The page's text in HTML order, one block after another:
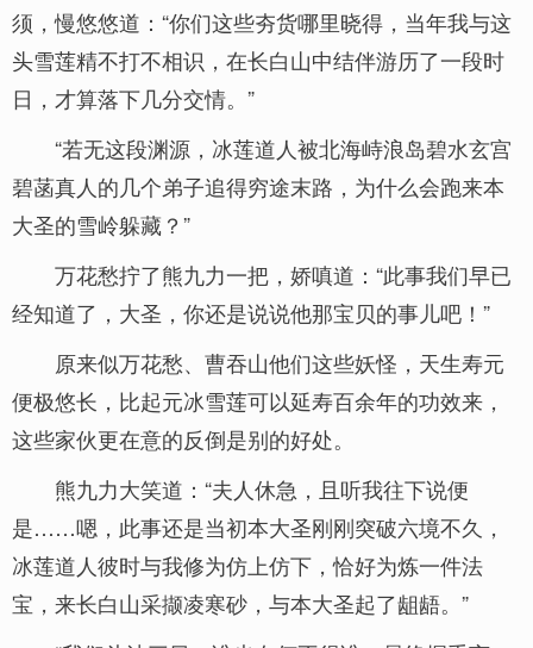
须，慢悠悠道：“你们这些夯货哪里晓得，当年我与这
头雪莲精不打不相识，在长白山中结伴游历了一段时
日，才算落下几分交情。”
“若无这段渊源，冰莲道人被北海峙浪岛碧水玄宫
碧菡真人的几个弟子追得穷途末路，为什么会跑来本
大圣的雪岭躲藏？”
万花愁拧了熊九力一把，娇嗔道：“此事我们早已
经知道了，大圣，你还是说说他那宝贝的事儿吧！”
原来似万花愁、曹吞山他们这些妖怪，天生寿元
便极悠长，比起元冰雪莲可以延寿百余年的功效来，
这些家伙更在意的反倒是别的好处。
熊九力大笑道：“夫人休急，且听我往下说便
是……嗯，此事还是当初本大圣刚刚突破六境不久，
冰莲道人彼时与我修为仿上仿下，恰好为炼一件法
宝，来长白山采撷凌寒砂，与本大圣起了龃龉。”